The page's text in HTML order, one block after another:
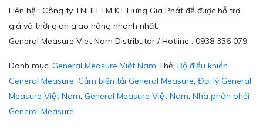
Liên hệ : Công ty TNHH TM KT Hưng Gia Phát để được hỗ trợ
giá và thời gian giao hàng nhanh nhất.
General Measure Viet Nam Distributor / Hotline : 0938 336 079
Danh mục: General Measure Việt Nam Thẻ: Bộ điều khiển
General Measure, Cảm biến tải General Measure, Đại lý General
Measure Việt Nam, General Measure Việt Nam, Nhà phân phối
General Measure